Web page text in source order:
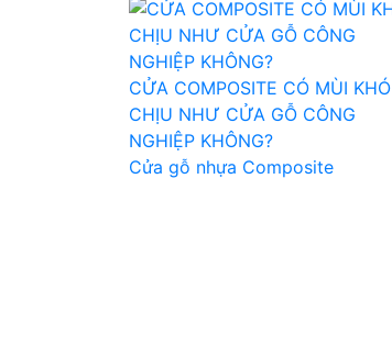
CỬA COMPOSITE CÓ MÙI KHÓ
CHỊU NHƯ CỬA GỖ CÔNG
NGHIỆP KHÔNG?
Cửa gỗ nhựa Composite